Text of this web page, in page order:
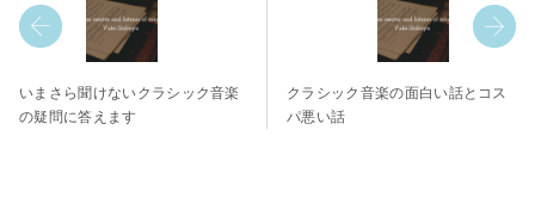
いまさら聞けないクラシック音楽
の疑問に答えます
クラシック音楽の面白い話とコス
パ悪い話